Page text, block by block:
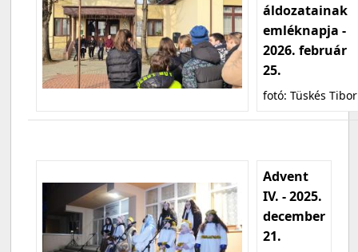
áldozatainak
emléknapja -
2026. február
25.
fotó: Tüskés Tibor
Advent
IV. - 2025.
december
21.